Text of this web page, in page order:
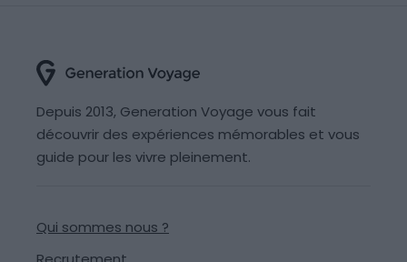
Depuis 2013, Generation Voyage vous fait
découvrir des expériences mémorables et vous
guide pour les vivre pleinement.
Qui sommes nous ?